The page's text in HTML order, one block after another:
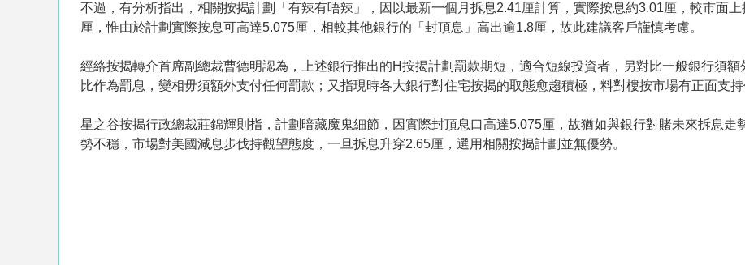
不過，有分析指出，相關按揭計劃「有辣有唔辣」，因以最新一個月拆息2.41厘計算，實際按息約3.01厘，較市面
厘，惟由於計劃實際按息可高達5.075厘，相較其他銀行的「封頂息」高出逾1.8厘，故此建議客戶謹慎考慮。
經絡按揭轉介首席副總裁曹德明認為，上述銀行推出的H按揭計劃罰款期短，適合短線投資者，另對比一般銀行須額
比作為罰息，變相毋須額外支付任何罰款；又指現時各大銀行對住宅按揭的取態愈趨積極，料對樓按市場有正面支持
星之谷按揭行政總裁莊錦輝則指，計劃暗藏魔鬼細節，因實際封頂息口高達5.075厘，故猶如與銀行對賭未來拆息走
勢不穩，市場對美國減息步伐持觀望態度，一旦拆息升穿2.65厘，選用相關按揭計劃並無優勢。